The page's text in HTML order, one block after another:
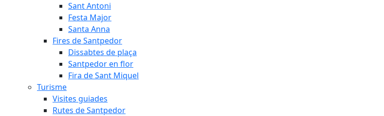
Sant Antoni
Festa Major
Santa Anna
Fires de Santpedor
Dissabtes de plaça
Santpedor en flor
Fira de Sant Miquel
Turisme
Visites guiades
Rutes de Santpedor